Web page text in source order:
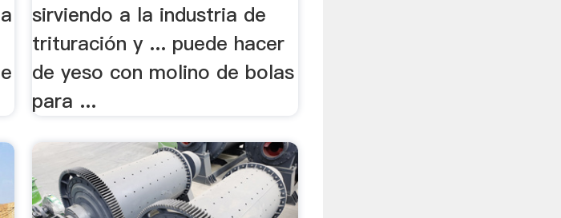
sirviendo a la industria de
trituración y ... puede hacer
de yeso con molino de bolas
para ...